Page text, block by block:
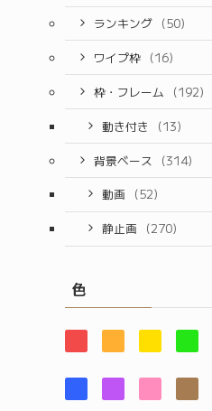
ランキング (50)
ワイプ枠 (16)
枠・フレーム
(192)
動き付き
(13)
背景ベース
(314)
動画
(52)
静止画
(270)
色